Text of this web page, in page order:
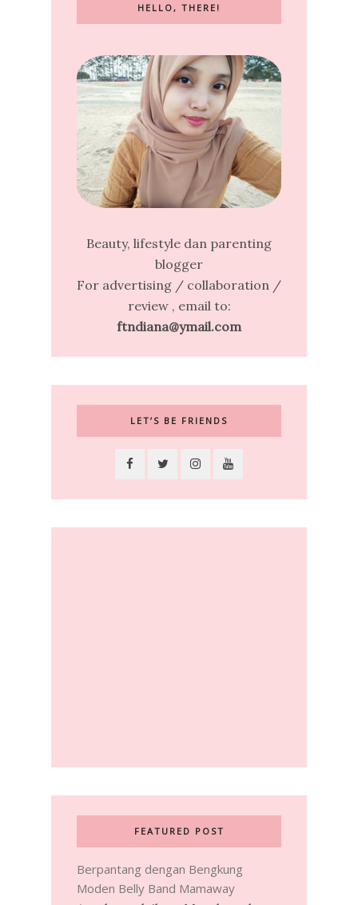
HELLO, THERE!
Beauty, lifestyle dan parenting
blogger
For advertising / collaboration /
review , email to:
ftndiana@ymail.com
LET’S BE FRIENDS
FEATURED POST
Berpantang dengan Bengkung
Moden Belly Band Mamaway